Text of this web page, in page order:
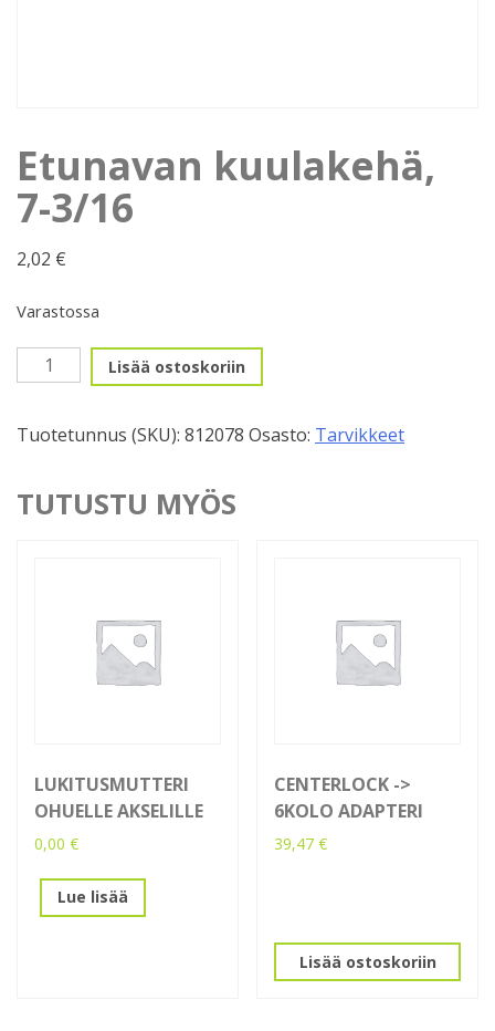
Etunavan kuulakehä,
7-3/16
2,02 €
Varastossa
Etunavan
kuulakehä,
3/16
Lisää ostoskoriin
Tuotetunnus (SKU): 812078 Osasto: Tarvikkeet
TUTUSTU MYÖS
LUKITUSMUTTERI
OHUELLE AKSELILLE
0,00 €
Lue lisää
CENTERLOCK ->
6KOLO ADAPTERI
39,47€
Lisää ostoskoriin